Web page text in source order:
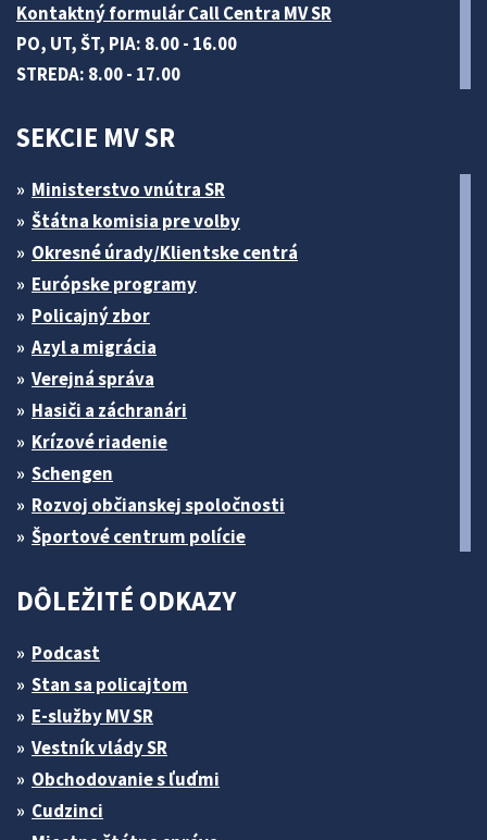
Kontaktný formulár Call Centra MV SR
PO, UT, ŠT, PIA: 8.00 - 16.00
STREDA: 8.00 - 17.00
SEKCIE MV SR
Ministerstvo vnútra SR
Štátna komisia pre volby
Okresné úrady/Klientske centrá
Európske programy
Policajný zbor
Azyl a migrácia
Verejná správa
Hasiči a záchranári
Krízové riadenie
Schengen
Rozvoj občianskej spoločnosti
Športové centrum polície
DÔLEŽITÉ ODKAZY
Podcast
Stan sa policajtom
E-služby MV SR
Vestník vlády SR
Obchodovanie s ľuďmi
Cudzinci